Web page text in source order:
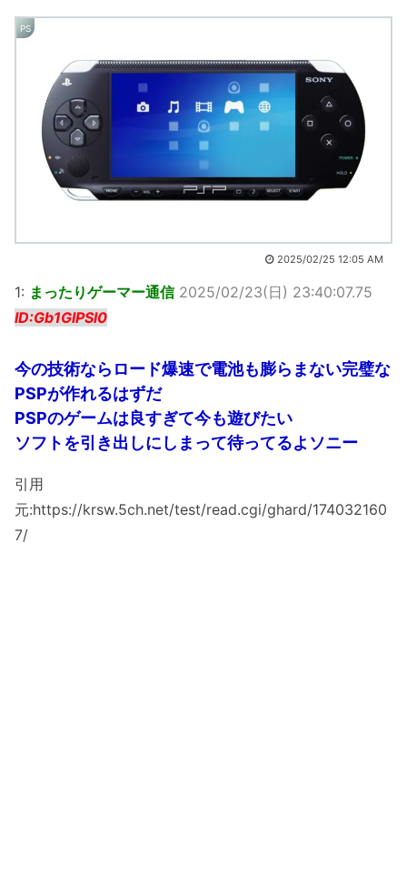
PS
2025/02/25 12:05 AM
1: まったりゲーマー通信 2025/02/23(日) 23:40:07.75
ID:Gb1GlPSl0
今の技術ならロード爆速で電池も膨らまない完璧な
PSPが作れるはずだ
PSPのゲームは良すぎて今も遊びたい
ソフトを引き出しにしまって待ってるよソニー
引用
元:https://krsw.5ch.net/test/read.cgi/ghard/174032160
7/